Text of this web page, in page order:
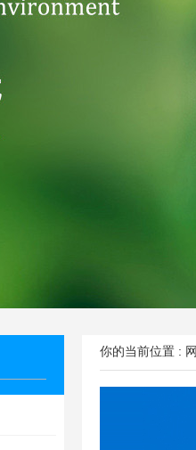
你的当前位置 :